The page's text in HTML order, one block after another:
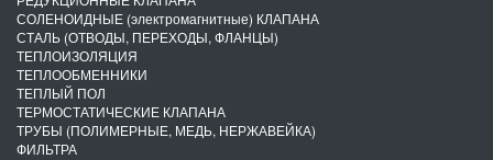
СОЛЕНОИДНЫЕ (электромагнитные) КЛАПАНА
СТАЛЬ (ОТВОДЫ, ПЕРЕХОДЫ, ФЛАНЦЫ)
ТЕПЛОИЗОЛЯЦИЯ
ТЕПЛООБМЕННИКИ
ТЕПЛЫЙ ПОЛ
ТЕРМОСТАТИЧЕСКИЕ КЛАПАНА
ТРУБЫ (ПОЛИМЕРНЫЕ, МЕДЬ, НЕРЖАВЕЙКА)
ФИЛЬТРА